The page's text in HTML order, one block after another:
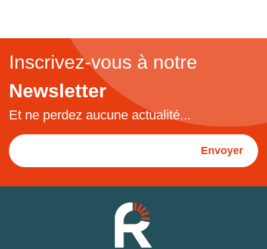
Inscrivez-vous à notre
Newsletter
Et ne perdez aucune actualité...
Envoyer